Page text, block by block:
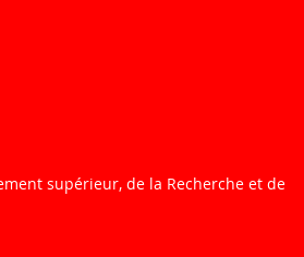
supérieur, de la Recherche et de